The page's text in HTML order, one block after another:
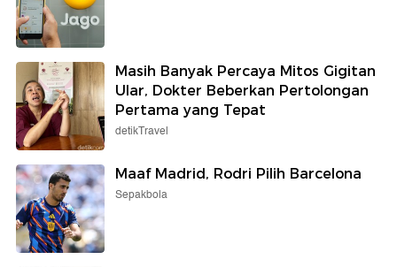
Masih Banyak Percaya Mitos Gigitan
Ular, Dokter Beberkan Pertolongan
Pertama yang Tepat
detikTravel
Maaf Madrid, Rodri Pilih Barcelona
Sepakbola